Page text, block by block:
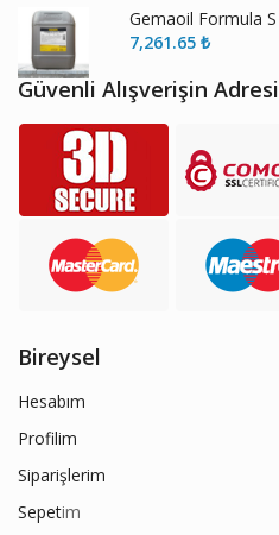
7,261.65 ₺
Güvenli Alışverişin Adresi
Bireysel
Hesabım
Profilim
Siparişlerim
Sepetim